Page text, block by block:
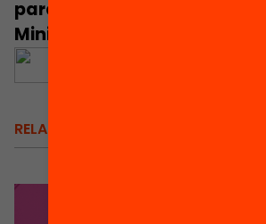
para la Ciencia y la
Ministerio de Ciencia e
RELACIONADOS